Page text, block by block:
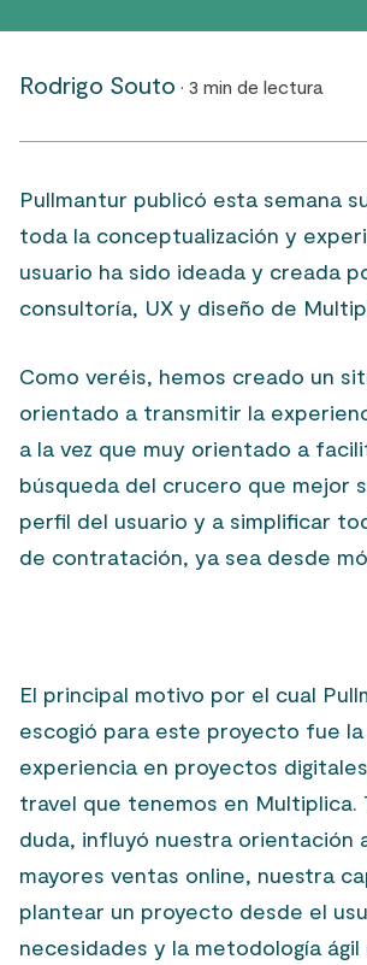
Rodrigo Souto · 3 min de lectura
Pullmantur publicó esta semana
toda la conceptualización y
usuario ha sido ideada y creada
consultoría, UX y diseño de
Como veréis, hemos creado un
orientado a transmitir la
a la vez que muy orientado a
búsqueda del crucero que mejor
perfil del usuario y a simplificar
de contratación, ya sea desde
El principal motivo por el cual
escogió para este proyecto fue
experiencia en proyectos
travel que tenemos en Multiplica.
duda, influyó nuestra orientación
mayores ventas online, nuestra
plantear un proyecto desde el
necesidades y la metodología